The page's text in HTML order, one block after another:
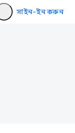
সাইন-ইন করুন